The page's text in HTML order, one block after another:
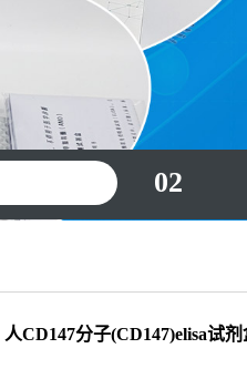
02
人CD147分子(CD147)elisa试剂